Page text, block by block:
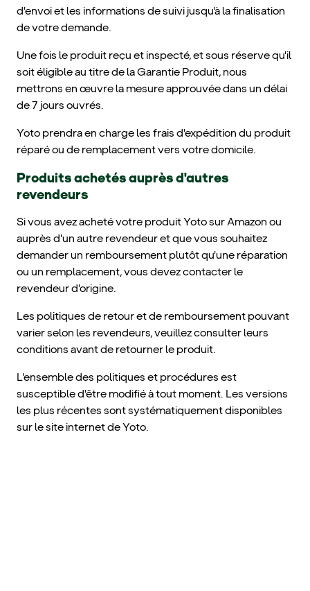
d'envoi et les informations de suivi jusqu'à la finalisation
de votre demande.
Une fois le produit reçu et inspecté, et sous réserve qu'il
soit éligible au titre de la Garantie Produit, nous
mettrons en œuvre la mesure approuvée dans un délai
de 7 jours ouvrés.
Yoto prendra en charge les frais d'expédition du produit
réparé ou de remplacement vers votre domicile.
Produits achetés auprès d'autres
revendeurs
Si vous avez acheté votre produit Yoto sur Amazon ou
auprès d'un autre revendeur et que vous souhaitez
demander un remboursement plutôt qu'une réparation
ou un remplacement, vous devez contacter le
revendeur d'origine.
Les politiques de retour et de remboursement pouvant
varier selon les revendeurs, veuillez consulter leurs
conditions avant de retourner le produit.
L'ensemble des politiques et procédures est
susceptible d'être modifié à tout moment. Les versions
les plus récentes sont systématiquement disponibles
sur le site internet de Yoto.